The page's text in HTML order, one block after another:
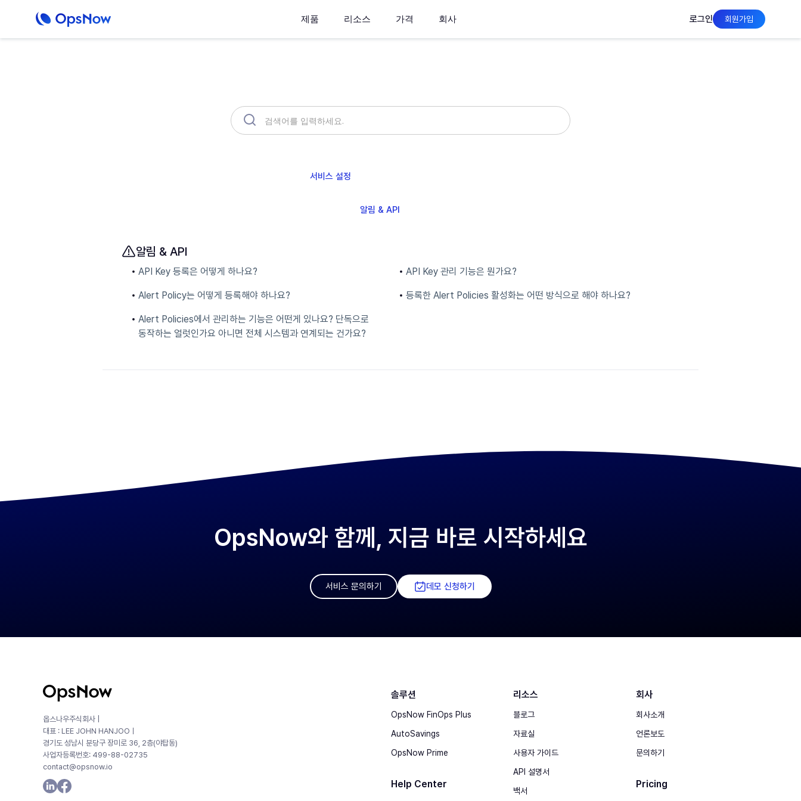
제품 리소스 가격 회사 로그인 회원가입
서비스 설정
알림 & API
알림 & API
API Key 등록은 어떻게 하나요? API Key 관리 기능은 뭔가요?
Alert Policy는 어떻게 등록해야 하나요? 등록한 Alert Policies 활성화는 어떤 방식으로 해야 하나요?
Alert Policies에서 관리하는 기능은 어떤게 있나요? 단독으로
동작하는 얼럿인가요 아니면 전체 시스템과 연계되는 건가요?
OpsNow와 함께, 지금 바로 시작하세요
서비스 문의하기 데모 신청하기
옵스나우주식회사 |
대표 : LEE JOHN HANJOOㅣ
경기도 성남시 분당구 장미로 36, 2층(야탑동)
사업자등록번호: 499-88-02735
contact@opsnow.io
솔루션
OpsNow FinOps Plus
AutoSavings
OpsNow Prime
Help Center
리소스
블로그
자료실
사용자 가이드
API 설명서
백서
회사
회사소개
언론보도
문의하기
Pricing